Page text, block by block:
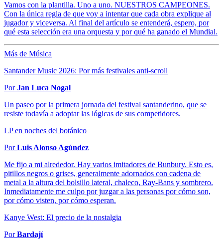
Vamos con la plantilla. Uno a uno. NUESTROS CAMPEONES.
Con la única regla de que voy a intentar que cada obra explique al
jugador y viceversa. Al final del artículo se entenderá, espero, por
qué esta selección era una orquesta y por qué ha ganado el Mundial.
Más de Música
Santander Music 2026: Por más festivales anti-scroll
PorJan Luca Nogal
Un paseo por la primera jornada del festival santanderino, que se
resiste todavía a adoptar las lógicas de sus competidores.
LP en noches del botánico
PorLuis Alonso Agúndez
Me fijo a mi alrededor. Hay varios imitadores de Bunbury. Esto es,
pitillos negros o grises, generalmente adornados con cadena de
metal a la altura del bolsillo lateral, chaleco, Ray-Bans y sombrero.
Inmediatamente me culpo por juzgar a las personas por cómo son,
por cómo visten, por cómo esperan.
Kanye West: El precio de la nostalgia
PorBardají